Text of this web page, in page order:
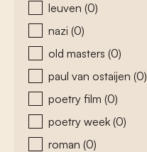
leuven (0)
nazi (0)
old masters (0)
paul van ostaijen (0)
poetry film (0)
poetry week (0)
roman (0)